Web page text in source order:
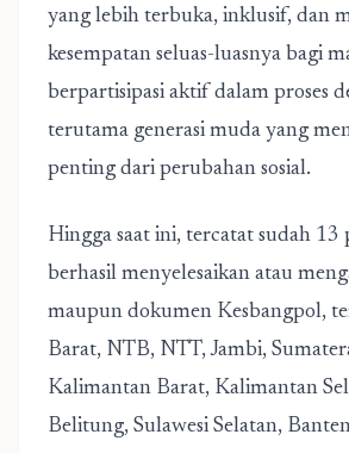
yang lebih terbuka, inklusif, dan
kesempatan seluas-luasnya bagi
berpartisipasi aktif dalam proses
terutama generasi muda yang
penting dari perubahan sosial.
Hingga saat ini, tercatat sudah 13
berhasil menyelesaikan atau
maupun dokumen Kesbangpol,
Barat, NTB, NTT, Jambi,
Kalimantan Barat, Kalimantan
Belitung, Sulawesi Selatan,